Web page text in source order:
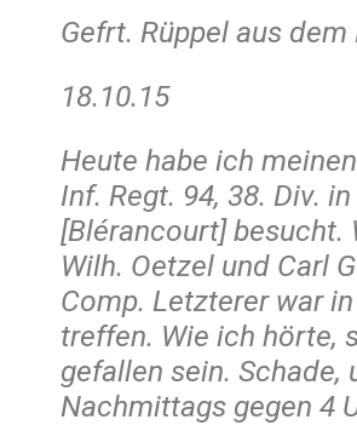
Gefrt. Rüppel aus
18.10.15
Heute habe ich
Inf. Regt. 94, 38. Div.
[Blérancourt] besucht.
Wilh. Oetzel und Carl
Comp. Letzterer war
treffen. Wie ich hörte,
gefallen sein. Schade,
Nachmittags gegen 4